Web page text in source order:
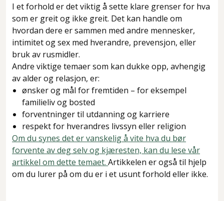
I et forhold er det viktig å sette klare grenser for hva
som er greit og ikke greit. Det kan handle om
hvordan dere er sammen med andre mennesker,
intimitet og sex med hverandre, prevensjon, eller
bruk av rusmidler.
Andre viktige temaer som kan dukke opp, avhengig
av alder og relasjon, er:
ønsker og mål for fremtiden – for eksempel
familieliv og bosted
forventninger til utdanning og karriere
respekt for hverandres livssyn eller religion
Om du synes det er vanskelig å vite hva du bør
forvente av deg selv og kjæresten, kan du lese vår
artikkel om dette temaet. Artikkelen er også til hjelp
om du lurer på om du er i et usunt forhold eller ikke.